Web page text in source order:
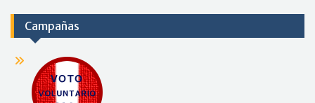
Campañas